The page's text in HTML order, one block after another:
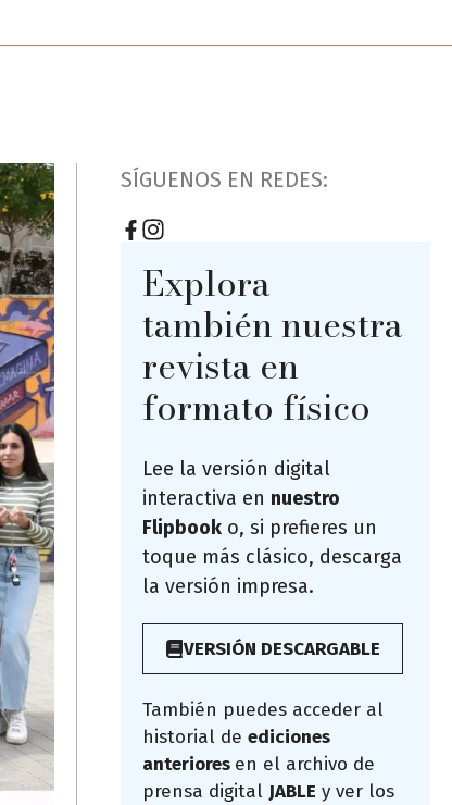
SÍGUENOS EN REDES:
Explora
también nuestra
revista en
formato físico
Lee la versión digital
interactiva en nuestro
Flipbook o, si prefieres un
toque más clásico, descarga
la versión impresa.
VERSIÓN DESCARGABLE
También puedes acceder al
historial de ediciones
anteriores en el archivo de
prensa digital JABLE y ver los